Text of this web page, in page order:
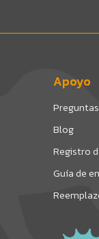
Apoyo
Blog
Registro
Guía de